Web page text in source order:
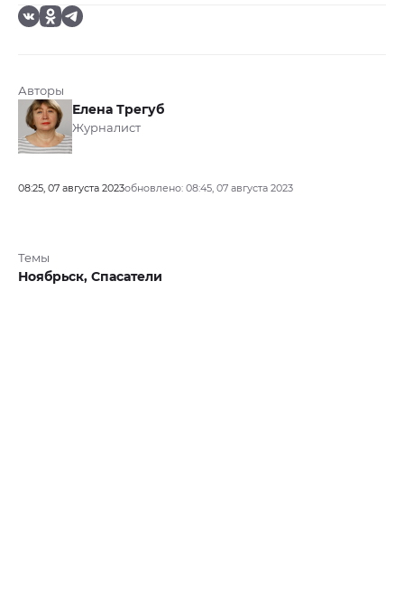
Авторы
Елена Трегуб
Журналист
08:25, 07 августа 2023обновлено: 08:45, 07 августа 2023
Темы
Ноябрьск, Спасатели